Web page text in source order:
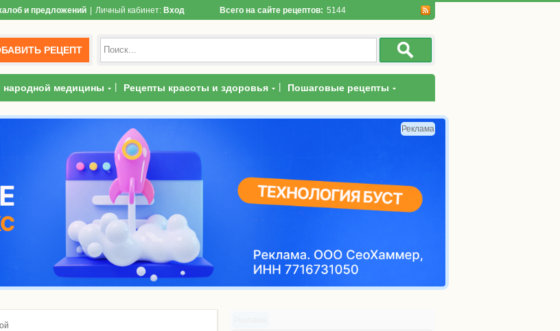
и предложений Личный кабинет: Вход Всего на сайте рецептов: 5144
РЕЦЕПТ
народной медицины Рецепты красоты и здоровья Пошаговые рецепты
Реклама